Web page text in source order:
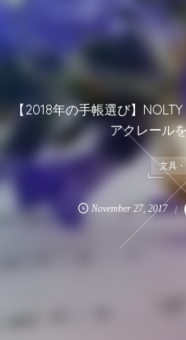
【2018年の手帳選び】
アクレール
文具
November 27, 2017